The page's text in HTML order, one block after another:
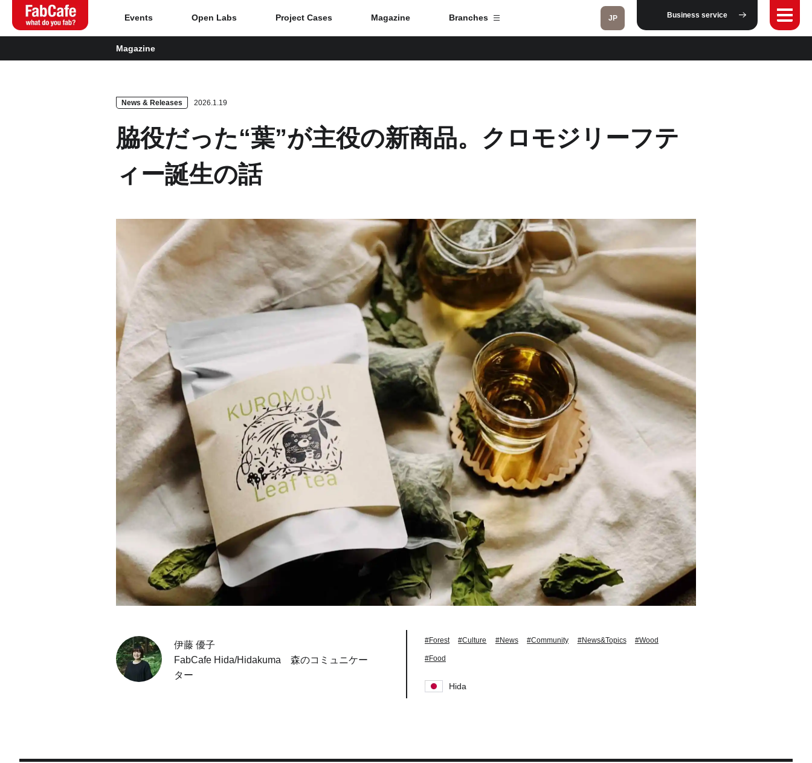
Global
Home
About
Events
Open Labs
Project Cases
Contact
Branch List
Fuji
Osaka
Hida
Chiba
Taipei
Kuala Lumpur
Bangkok
Mexico City
Events Open Labs Project Cases Magazine Branches JP Business service
Magazine
News & Releases 2026.1.19
脇役だった“葉”が主役の新商品。クロモジリーフテ
ィー誕生の話
伊藤 優子
FabCafe Hida/Hidakuma 森のコミュニケー
ター
#Forest #Culture #News #Community #News&Topics #Wood
#Food
Hida